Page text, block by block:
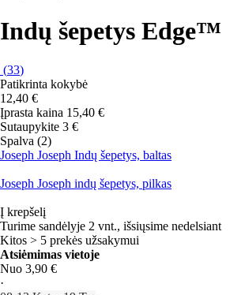
Indų šepetys Edge™
(33)
Patikrinta kokybė
12,40 €
Įprasta kaina 15,40 €
Sutaupykite 3 €
Spalva (2)
Joseph Joseph Indų šepetys, baltas
Joseph Joseph indų šepetys, pilkas
Į krepšelį
Turime sandėlyje 2 vnt., išsiųsime nedelsiant
Kitos > 5 prekės užsakymui
Atsiėmimas vietoje
Nuo 3,90 €
·